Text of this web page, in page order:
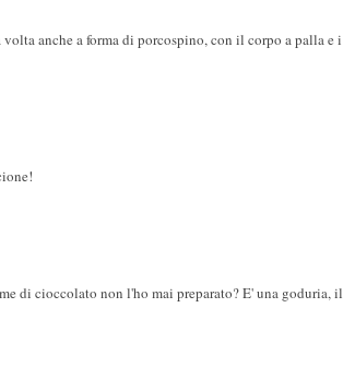
anche a forma di porcospino, con il corpo a palla e i
di cioccolato non l'ho mai preparato? E' una goduria, il